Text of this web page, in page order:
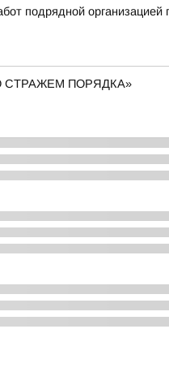
подрядной организацией
СТРАЖЕМ ПОРЯДКА»